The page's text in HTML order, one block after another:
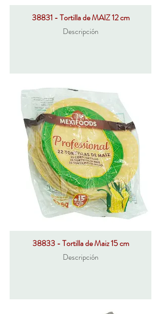
38831 - Tortilla de MAIZ 12 cm
Descripción
38833 - Tortilla de Maiz 15 cm
Descripción